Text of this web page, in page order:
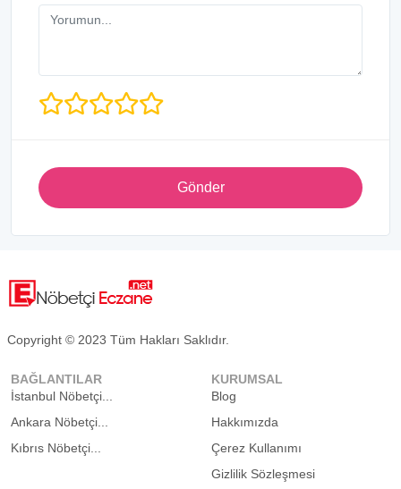
Gönder
Copyright © 2023 Tüm Hakları Saklıdır.
BAĞLANTILAR
İstanbul Nöbetçi...
Ankara Nöbetçi...
Kıbrıs Nöbetçi...
KURUMSAL
Blog
Hakkımızda
Çerez Kullanımı
Gizlilik Sözleşmesi